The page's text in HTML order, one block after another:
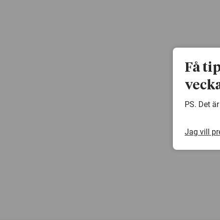
Få
PS. Det
Jag vill